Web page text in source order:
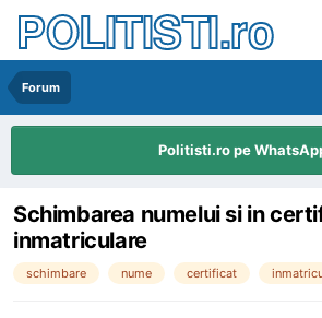
POLITISTI.ro
Forum
Politisti.ro pe
Schimbarea numelui si in
inmatriculare
schimbare nume certificat